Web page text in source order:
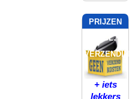
PRIJZEN
INCL.
VERZENDING
+ iets
lekkers